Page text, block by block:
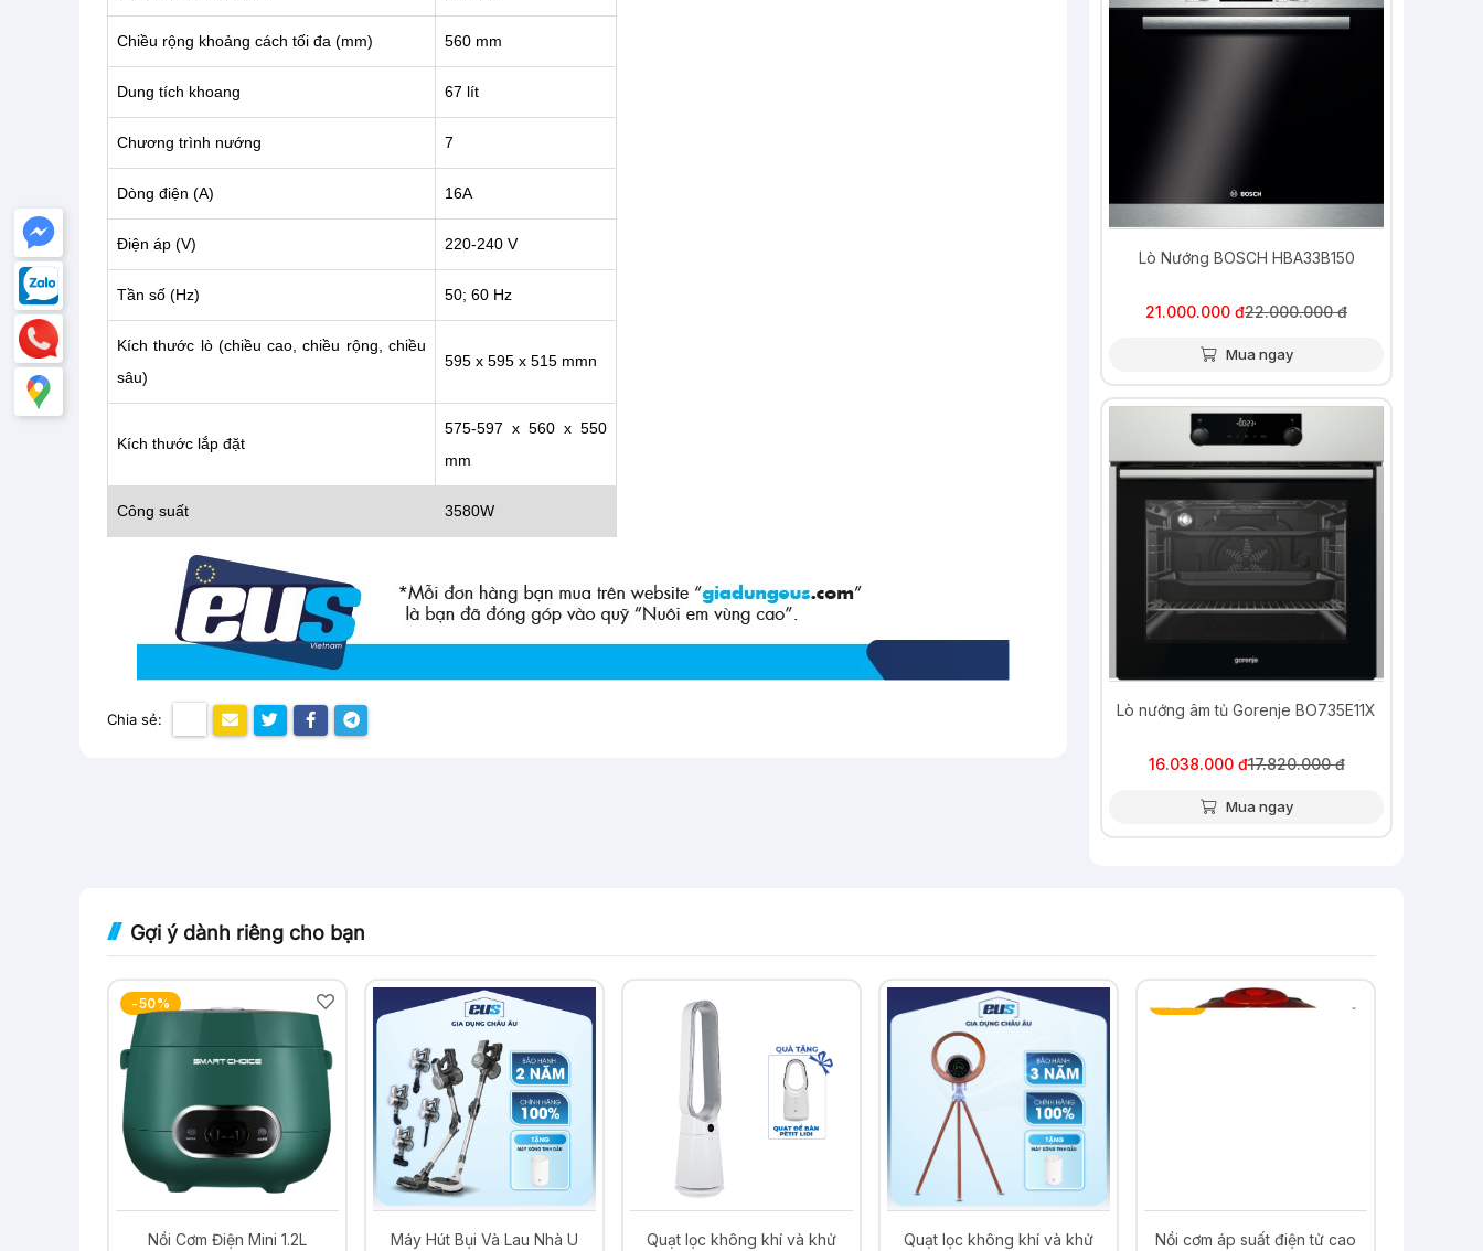
Chiều rộng khoảng cách tối đa (mm) 560 mm
Dung tích khoang 67 lít
Chương trình nướng 7
Dòng điện (A) 16A
Điện áp (V) 220-240 V
Tần số (Hz) 50; 60 Hz
Kích thước lò (chiều cao, chiều rộng, chiều
sâu)
595 x 595 x 515 mmn
Kích thước lắp đặt
575-597 x 560 x 550
mm
Công suất 3580W
Chia sẻ:
Lò Nướng BOSCH HBA33B150
21.000.000 đ22.000.000 đ
Mua ngay
Lò nướng âm tủ Gorenje BO735E11X
16.038.000 đ17.820.000 đ
Mua ngay
Gợi ý dành riêng cho bạn
-50%
Nồi Cơm Điện Mini 1.2L
-29%
Máy Hút Bụi Và Lau Nhà U
Quạt lọc không khí và khử
-25%
Quạt lọc không khí và khử
-12%
Nồi cơm áp suất điện tử cao